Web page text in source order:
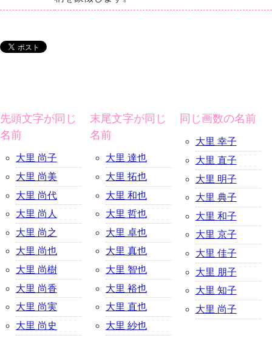
先頭文字が同じ
名前
大里 尚子
大里 尚美
大里 尚代
大里 尚人
大里 尚之
大里 尚也
大里 尚樹
大里 尚香
大里 尚実
大里 尚史
末尾文字が同じ
名前
大里 達也
大里 拓也
大里 和也
大里 哲也
大里 卓也
大里 真也
大里 智也
大里 裕也
大里 直也
大里 紗也
同じ画数の名前
大里 幸子
大里 直子
大里 明子
大里 典子
大里 和子
大里 京子
大里 佳子
大里 朋子
大里 知子
大里 尚子